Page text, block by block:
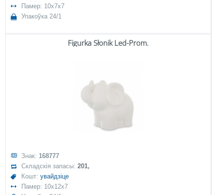
Памер: 10x7x7
Упакоўка 24/1
Figurka Słonik Led-Prom.
Знак: 168777
Складскія запасы:201,
Кошт:увайдзіце
Памер: 10x12x7